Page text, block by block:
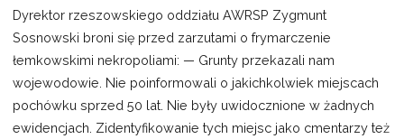
Dyrektor rzeszowskiego oddziału AWRSP Zygmunt
Sosnowski broni się przed zarzutami o frymarczenie
łemkowskimi nekropoliami: — Grunty przekazali nam
wojewodowie. Nie poinformowali o jakichkolwiek miejscach
pochówku sprzed 50 lat. Nie były uwidocznione w żadnych
ewidencjach. Zidentyfikowanie tych miejsc jako cmentarzy też